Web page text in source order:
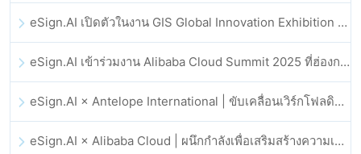
eSign.AI เปิดตัวในงาน GIS Global Innovation Exhibition 2025
eSign.AI เข้าร่วมงาน Alibaba Cloud Summit 2025 ที่ฮ่องกง เพื่อขับเคลื่อนนวัตกรรมคลาวด์ที่ขับเคลื่อนด้วย AI และความเชื่อมั่นทางดิจิทัล
eSign.AI × Antelope International | ขับเคลื่อนเวิร์กโฟลดิจิทัลที่ปลอดภัยและขับเคลื่อนด้วย AI
eSign.AI × Alibaba Cloud | ผนึกกำลังเพื่อเสริมสร้างความเชื่อมั่นดิจิทัลระดับโลกสำหรับฟินเทค